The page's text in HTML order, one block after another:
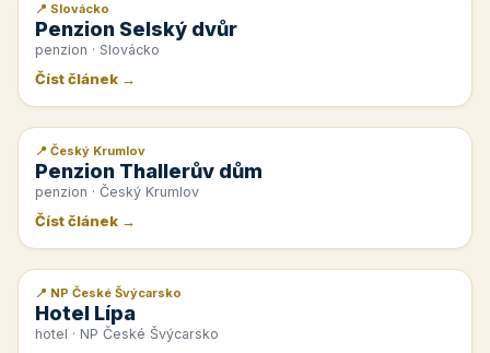
📰 PR článek
📍 Slovácko
Penzion Selský dvůr
penzion · Slovácko
Číst článek →
📰 PR článek
📍 Český Krumlov
Penzion Thallerův dům
penzion · Český Krumlov
Číst článek →
📰 PR článek
📍 NP České Švýcarsko
Hotel Lípa
hotel · NP České Švýcarsko